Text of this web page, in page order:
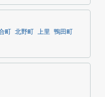
町 北野町 上里
鴨田町